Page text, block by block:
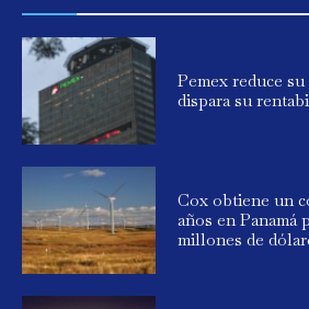
Pemex reduce su
dispara su
Cox obtiene un
años en Panamá
millones de